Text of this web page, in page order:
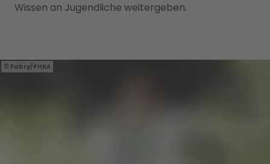
Wissen an Jugendliche weitergeben.
Fabry/PHKA